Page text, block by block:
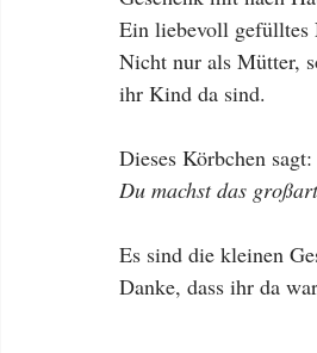
Ein liebevoll gefülltes
Nicht nur als Mütter,
ihr Kind da sind.
Dieses Körbchen sagt:
Du machst das
Es sind die kleinen
Danke, dass ihr da